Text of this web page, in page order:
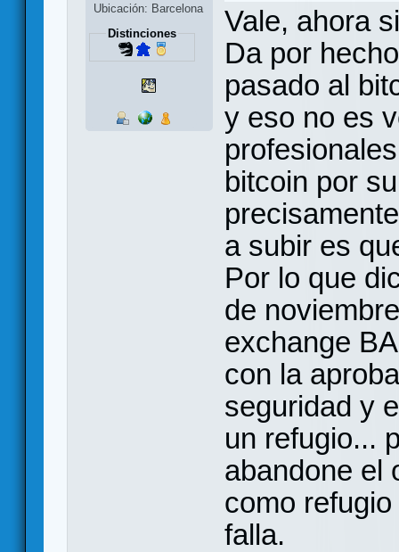
Ubicación: Barcelona
Distinciones
Vale, ahora
Da por
pasado al
y eso no es
bitcoin por
a subir es
Por lo que
de
exchange
con la
seguridad y
un refugio...
abandone el
como
falla.